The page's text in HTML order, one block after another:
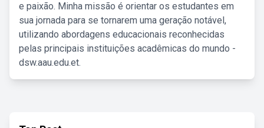
e paixão. Minha missão é orientar os estudantes em
sua jornada para se tornarem uma geração notável,
utilizando abordagens educacionais reconhecidas
pelas principais instituições acadêmicas do mundo -
dsw.aau.edu.et.